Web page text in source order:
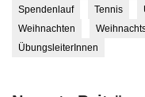
Spendenlauf
Tennis
Weihnachten
ÜbungsleiterInnen